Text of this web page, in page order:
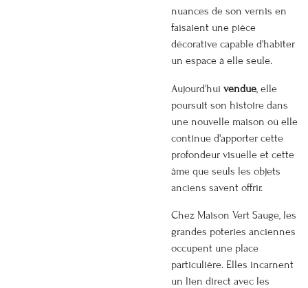
nuances de son vernis en
faisaient une pièce
décorative capable d'habiter
un espace à elle seule.
Aujourd'hui vendue , elle
poursuit son histoire dans
une nouvelle maison où elle
continue d'apporter cette
profondeur visuelle et cette
âme que seuls les objets
anciens savent offrir.
Chez Maison Vert Sauge, les
grandes poteries anciennes
occupent une place
particulière. Elles incarnent
un lien direct avec les